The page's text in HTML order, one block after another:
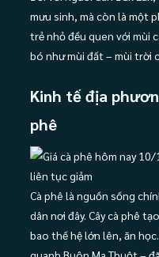
mưu sinh, mà còn là một
trẻ nhỏ đều quen với mùi
bó như mùi đất – mùi trời
Kinh tế địa
phê
Cà phê là nguồn sống
dân nơi đây. Cây cà phê
bao thế hệ lớn lên, ăn